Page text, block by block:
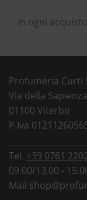
In ogni
Profumeria Curti
Via della
01100 Viterbo
P.Iva
Tel. +39 0761
09.00/13.00 -
Mail